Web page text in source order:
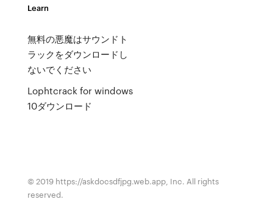
Learn
無料の悪魔はサウンドト
ラックをダウンロードし
ないでください
Lophtcrack for windows
10ダウンロード
© 2019 https://askdocsdfjpg.web.app, Inc. All rights
reserved.